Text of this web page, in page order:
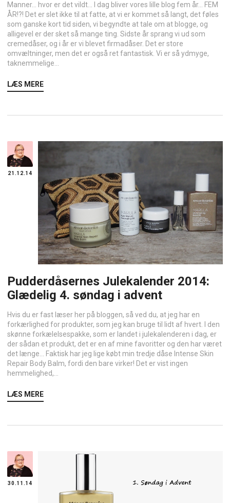
Manner… hvor er det vildt… I dag bliver vores lille blog fem år… FEM
ÅR!?! Det er slet ikke til at fatte, at vi er kommet så langt, det føles
som ganske kort tid siden, vi begyndte at tale om at blogge, og
alligevel er der sket så mange ting. Sidste år sprang vi ud som
cremedåser, og i år er vi blevet firmadåser. Det er store
omvæltninger, men det er også ret fantastisk. Vi er så ydmyge,
taknemmelige...
LÆS MERE
21.12.14
Pudderdåsernes Julekalender 2014:
Glædelig 4. søndag i advent
Hvis du er fast læser her på bloggen, så ved du, at jeg har en
forkærlighed for produkter, som jeg kan bruge til lidt af hvert. I den
skønne forkælelsespakke, som er landet i julekalenderen i dag, er
der sådan et produkt, det er en af mine favoritter og den har været
det længe… Faktisk har jeg lige købt min tredje dåse Intense Skin
Repair Body Balm, fordi den bare virker! Det er vist ingen
hemmelighed,...
LÆS MERE
30.11.14